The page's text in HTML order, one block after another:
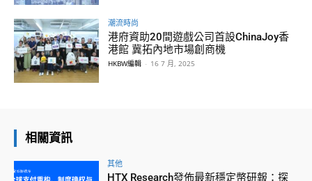
潮流時尚
港府資助20間遊戲公司首設ChinaJoy香
港館 冀拓內地市場創商機
HKBW編輯 - 16 7 月, 2025
相關資訊
其他
HTX Research發佈最新穩定幣研報：探